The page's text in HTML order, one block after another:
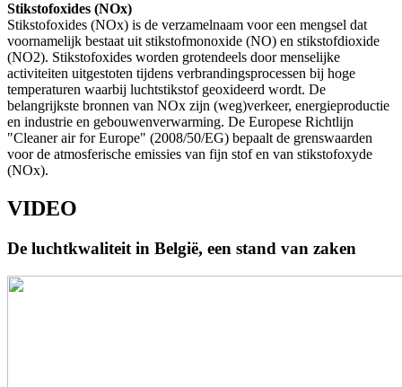
Stikstofoxides (NOx)
Stikstofoxides (NOx) is de verzamelnaam voor een mengsel dat
voornamelijk bestaat uit stikstofmonoxide (NO) en stikstofdioxide
(NO2). Stikstofoxides worden grotendeels door menselijke
activiteiten uitgestoten tijdens verbrandingsprocessen bij hoge
temperaturen waarbij luchtstikstof geoxideerd wordt. De
belangrijkste bronnen van NOx zijn (weg)verkeer, energieproductie
en industrie en gebouwenverwarming. De Europese Richtlijn
"Cleaner air for Europe" (2008/50/EG) bepaalt de grenswaarden
voor de atmosferische emissies van fijn stof en van stikstofoxyde
(NOx).
VIDEO
De luchtkwaliteit in België, een stand van zaken